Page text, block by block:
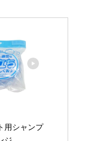
用シャンプ